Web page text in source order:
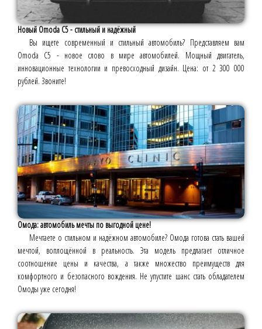
Новый Omoda C5 - стильный и надёжный
Вы ищете современный и стильный автомобиль? Представляем вам
Omoda C5 - новое слово в мире автомобилей. Мощный двигатель,
инновационные технологии и превосходный дизайн. Цена: от 2 300 000
рублей. Звоните!
Омода: автомобиль мечты по выгодной цене!
Мечтаете о стильном и надёжном автомобиле? Омода готова стать вашей
мечтой, воплощённой в реальность. Эта модель предлагает отличное
соотношение цены и качества, а также множество преимуществ для
комфортного и безопасного вождения. Не упустите шанс стать обладателем
Омоды уже сегодня!